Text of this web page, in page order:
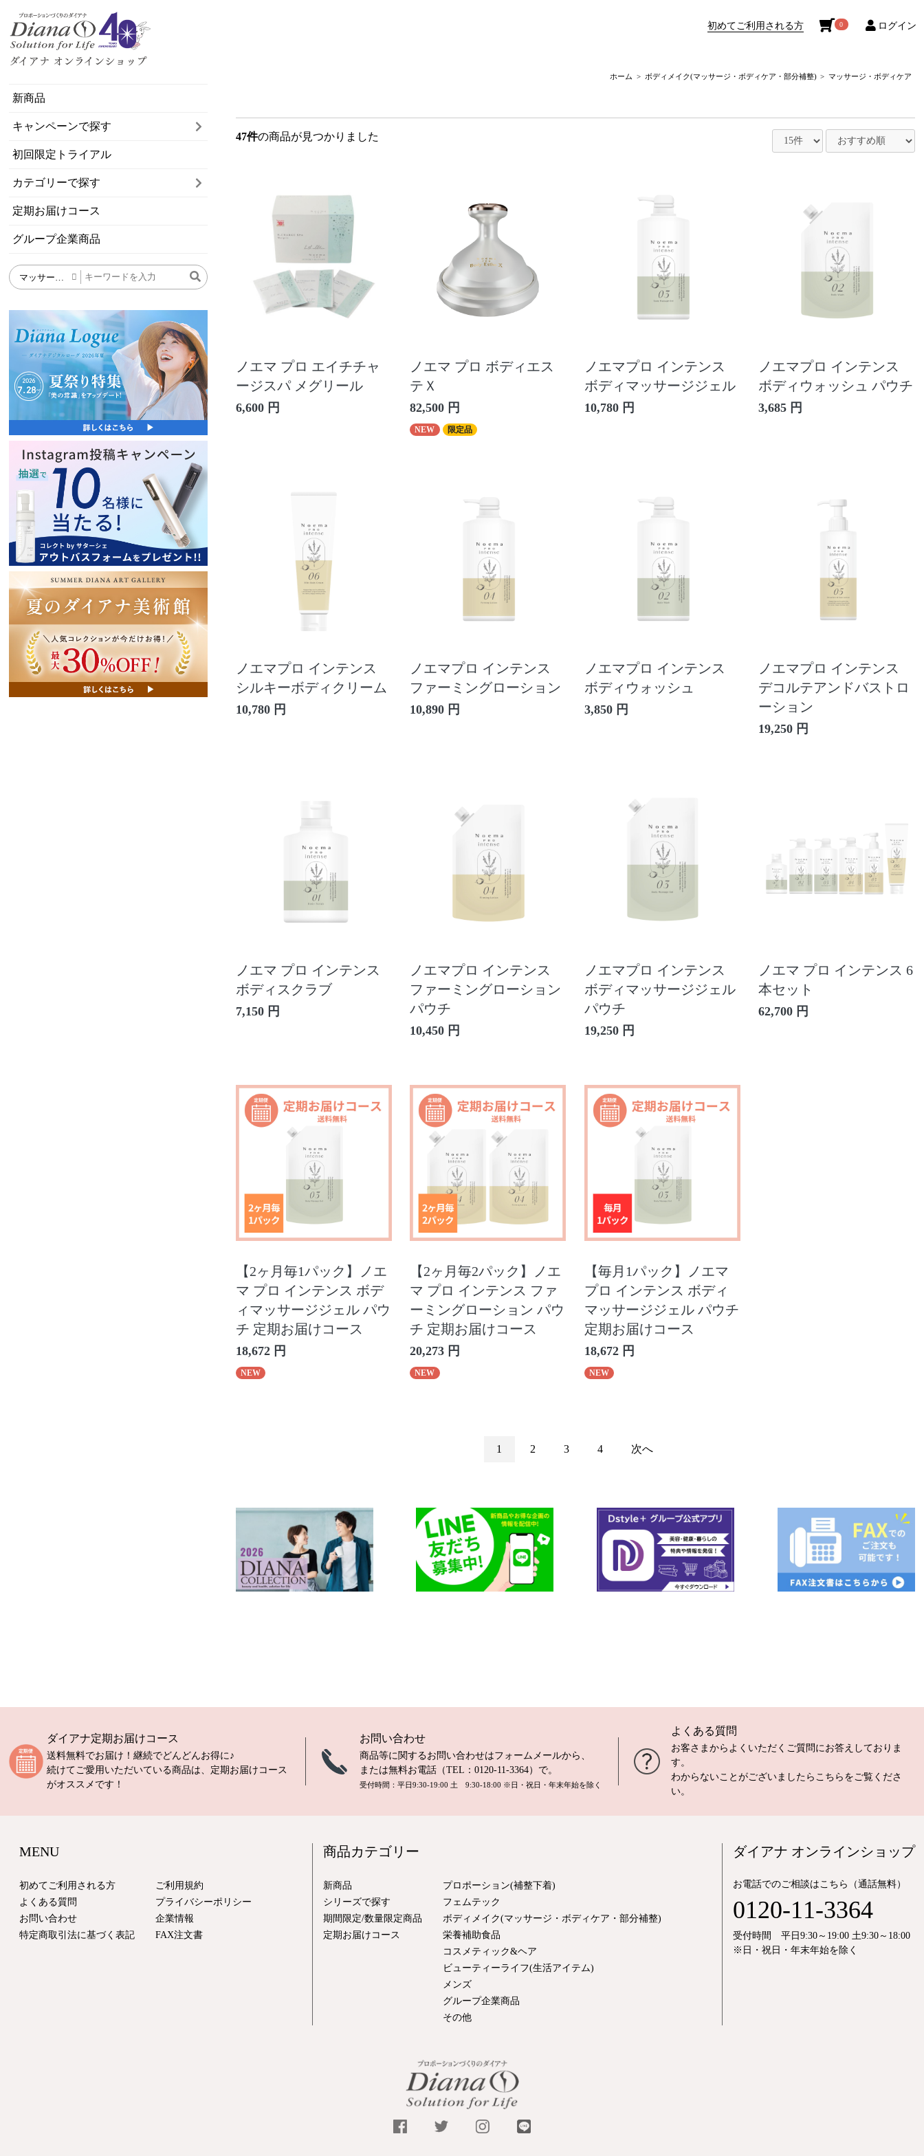
新商品
キャンペーンで探す
初回限定トライアル
カテゴリーで探す
定期お届けコース
グループ企業商品
初めてご利用される方 0 ログイン
ホーム ボディメイク(マッサージ・ボディケア・部分補整) マッサージ・ボディケア
47件の商品が見つかりました
ノエマ プロ エイチチャ
ージスパ メグリール
6,600 円
ノエマ プロ ボディエス
テＸ
82,500 円
NEW 限定品
ノエマプロ インテンス
ボディマッサージジェル
10,780 円
ノエマプロ インテンス
ボディウォッシュ パウチ
3,685 円
ノエマプロ インテンス
シルキーボディクリーム
10,780 円
ノエマプロ インテンス
ファーミングローション
10,890 円
ノエマプロ インテンス
ボディウォッシュ
3,850 円
ノエマプロ インテンス
デコルテアンドバストロ
ーション
19,250 円
ノエマ プロ インテンス
ボディスクラブ
7,150 円
ノエマプロ インテンス
ファーミングローション
パウチ
10,450 円
ノエマプロ インテンス
ボディマッサージジェル
パウチ
19,250 円
ノエマ プロ インテンス 6
本セット
62,700 円
【2ヶ月毎1パック】ノエ
マ プロ インテンス ボデ
ィマッサージジェル パウ
チ 定期お届けコース
18,672 円
NEW
【2ヶ月毎2パック】ノエ
マ プロ インテンス ファ
ーミングローション パウ
チ 定期お届けコース
20,273 円
NEW
【毎月1パック】ノエマ
プロ インテンス ボディ
マッサージジェル パウチ
定期お届けコース
18,672 円
NEW
1 2 3 4 次へ
ダイアナ定期お届けコース
送料無料でお届け！継続でどんどんお得に♪
続けてご愛用いただいている商品は、定期お届けコース
がオススメです！
お問い合わせ
商品等に関するお問い合わせはフォームメールから、
または無料お電話（TEL： 0120-11-3364）で。
受付時間：平日9:30-19:00 土 9:30-18:00 ※日・祝日・年末年始を除く
よくある質問
お客さまからよくいただくご質問にお答えしておりま
す。
わからないことがございましたら こちら をご覧くださ
い。
MENU
初めてご利用される方
よくある質問
お問い合わせ
特定商取引法に基づく表記
ご利用規約
プライバシーポリシー
企業情報
FAX注文書
商品カテゴリー
新商品
シリーズで探す
期間限定/数量限定商品
定期お届けコース
プロポーション(補整下着)
フェムテック
ボディメイク(マッサージ・ボディケア・部分補整)
栄養補助食品
コスメティック&ヘア
ビューティーライフ(生活アイテム)
メンズ
グループ企業商品
その他
ダイアナ オンラインショップ
お電話でのご相談はこちら（通話無料）
0120-11-3364
受付時間 平日9:30～19:00 土9:30～18:00
※日・祝日・年末年始を除く